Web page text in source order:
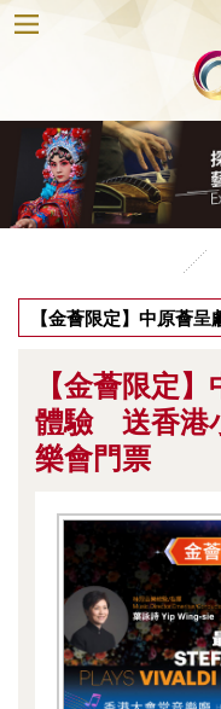
【金薈限定】中原薈
【金薈限定
體驗 送香港
樂會門票